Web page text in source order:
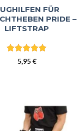
FÜR
PRIDE –
LIFTSTRAP
Bewertet
5,95€